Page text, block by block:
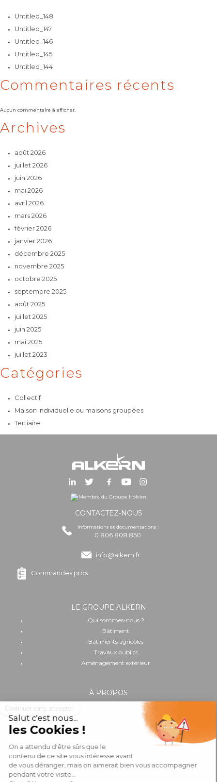
Untitled_148
Untitled_147
Untitled_146
Untitled_145
Untitled_144
Commentaires récents
Aucun commentaire à afficher.
Archives
août 2026
juillet 2026
juin 2026
mai 2026
avril 2026
mars 2026
février 2026
janvier 2026
décembre 2025
novembre 2025
octobre 2025
septembre 2025
août 2025
juillet 2025
juin 2025
mai 2025
juillet 2023
Catégories
Collectif
Maison individuelle ou maisons groupées
Tertiaire
CONTACTEZ-NOUS
Informations et documentations :
0 806 808 850
info@alkern.fr
Commandes pros
LE GROUPE ALKERN
Qui sommes-nous ?
Bâtiment
Bâtiments agricoles
Travaux publics
Aménagement extérieur
À PROPOS
Performance environnementale et sociale
OUTILS & SERVICES